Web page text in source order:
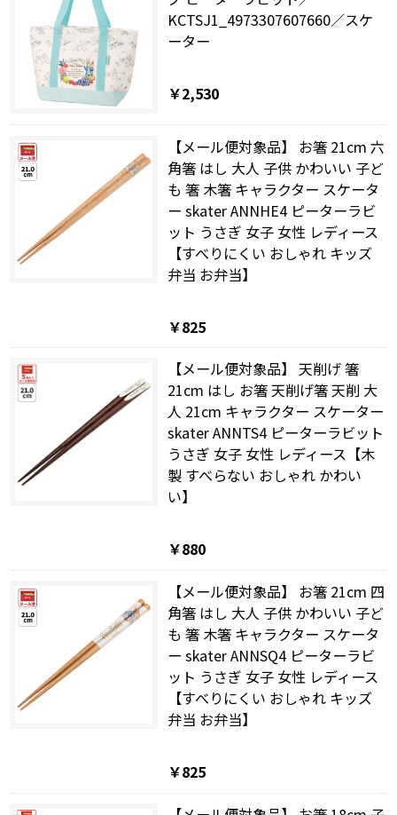
KCTSJ1_4973307607660／スケ
ーター
￥2,530
【メール便対象品】 お箸 21cm 六
角箸 はし 大人 子供 かわいい 子ど
も 箸 木箸 キャラクター スケータ
ー skater ANNHE4 ピーターラビ
ット うさぎ 女子 女性 レディース
【すべりにくい おしゃれ キッズ
弁当 お弁当】
￥825
【メール便対象品】 天削げ 箸
21cm はし お箸 天削げ箸 天削 大
人 21cm キャラクター スケーター
skater ANNTS4 ピーターラビット
うさぎ 女子 女性 レディース【木
製 すべらない おしゃれ かわい
い】
￥880
【メール便対象品】 お箸 21cm 四
角箸 はし 大人 子供 かわいい 子ど
も 箸 木箸 キャラクター スケータ
ー skater ANNSQ4 ピーターラビ
ット うさぎ 女子 女性 レディース
【すべりにくい おしゃれ キッズ
弁当 お弁当】
￥825